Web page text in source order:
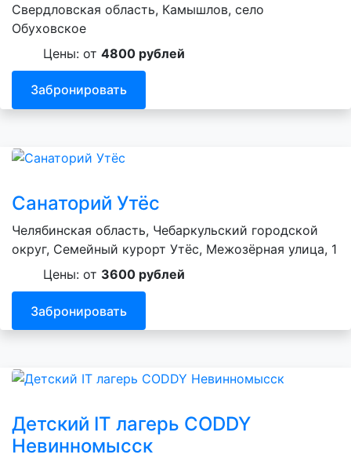
Свердловская область, Камышлов, село
Обуховское
Цены: от 4800 рублей
Забронировать
Санаторий Утёс
Челябинская область, Чебаркульский городской
округ, Семейный курорт Утёс, Межозёрная улица, 1
Цены: от 3600 рублей
Забронировать
Детский IT лагерь CODDY
Невинномысск